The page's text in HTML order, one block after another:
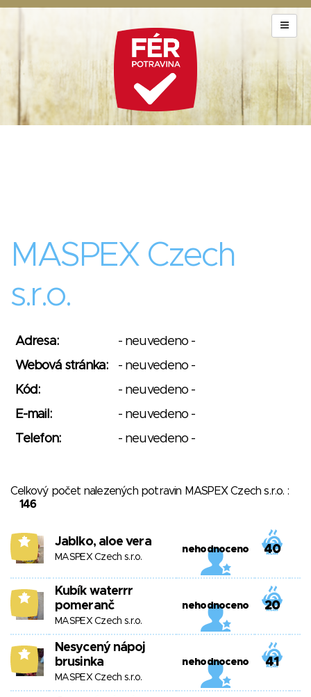
MASPEX Czech
s.r.o.
Adresa:
- neuvedeno -
Webová stránka:
- neuvedeno -
Kód:
- neuvedeno -
E-mail:
- neuvedeno -
Telefon:
- neuvedeno -
Celkový počet nalezených potravin MASPEX Czech s.r.o. :
146
7 Jablko, aloe vera
MASPEX Czech s.r.o.
nehodnoceno 40
7
Kubík waterrr
pomeranč
MASPEX Czech s.r.o.
nehodnoceno 20
7
Nesycený nápoj
brusinka
MASPEX Czech s.r.o.
nehodnoceno 41